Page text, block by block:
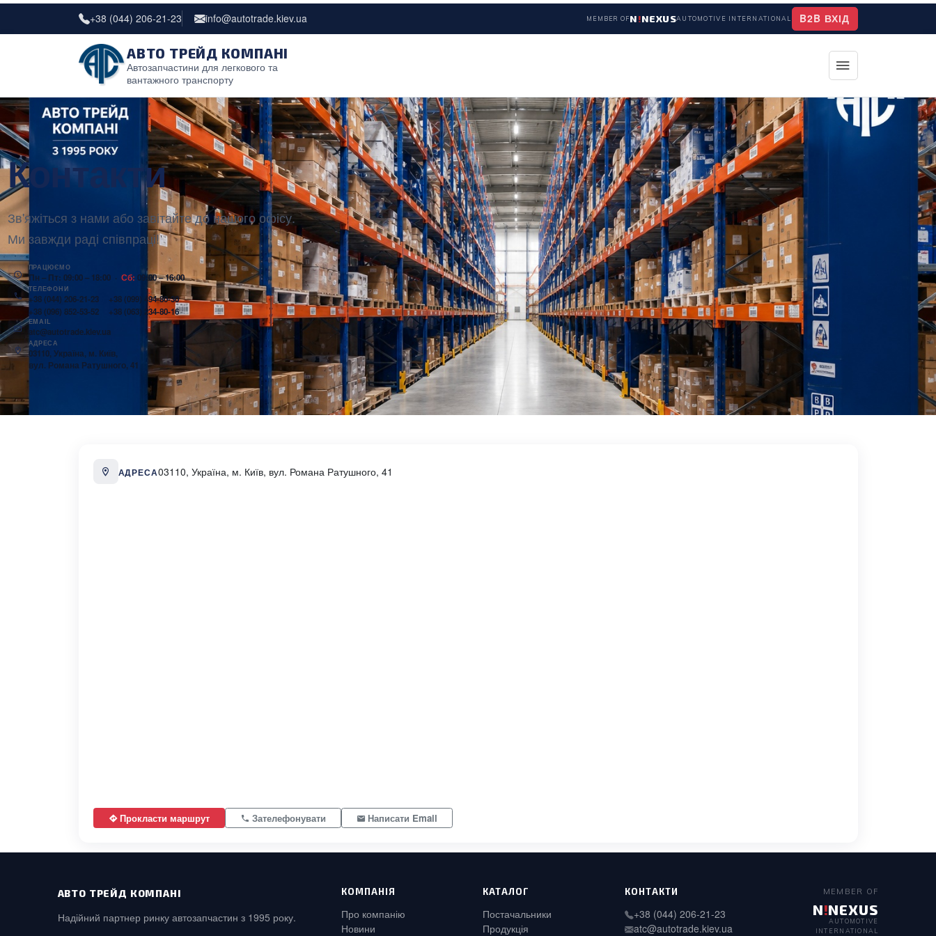
+38 (044) 206-21-23 info@autotrade.kiev.ua MEMBER OFN!NEXUSAUTOMOTIVE INTERNATIONAL B2B ВХІД
АВТО ТРЕЙД КОМПАНІ
Автозапчастини для легкового та
вантажного транспорту
Контакти
Зв'яжіться з нами або завітайте до нашого офісу.
Ми завжди раді співпраці!
ПРАЦЮЄМО
Пн – Пт: 09:00 – 18:00 · Сб: 09:00 – 16:00
ТЕЛЕФОНИ
+38 (044) 206-21-23
+38 (099) 494-80-30
+38 (096) 852-53-52
+38 (063) 234-80-16
EMAIL
atc@autotrade.kiev.ua
АДРЕСА
03110, Україна, м. Київ,
вул. Романа Ратушного, 41
АДРЕСА03110, Україна, м. Київ, вул. Романа Ратушного, 41
Прокласти маршрут Зателефонувати Написати Email
АВТО ТРЕЙД КОМПАНІ
Надійний партнер ринку автозапчастин з 1995 року.
КОМПАНІЯ
Про компанію
Новини
КАТАЛОГ
Постачальники
Продукція
КОНТАКТИ
+38 (044) 206-21-23
atc@autotrade.kiev.ua
MEMBER OF
N!NEXUS
AUTOMOTIVE
INTERNATIONAL